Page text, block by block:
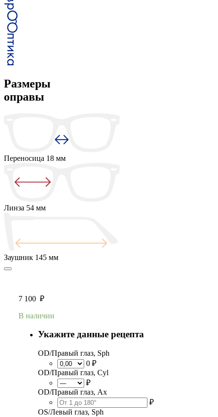
Размеры
оправы
Переносица 18 мм
Линза 54 мм
Заушник 145 мм
7 100 ₽
В наличии
Укажите данные рецепта
OD/Правый глаз, Sph
0 ₽
OD/Правый глаз, Cyl
₽
OD/Правый глаз, Ax
₽
OS/Левый глаз, Sph